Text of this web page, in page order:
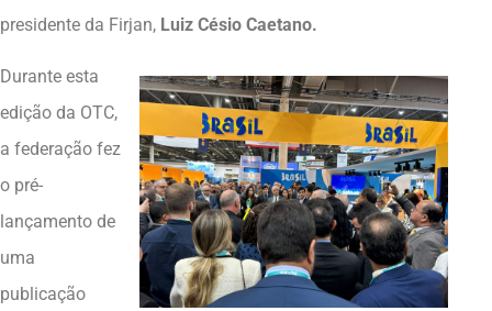
presidente da Firjan, Luiz Césio Caetano.
Durante esta
edição da OTC,
a federação fez
o pré-
lançamento de
uma
publicação